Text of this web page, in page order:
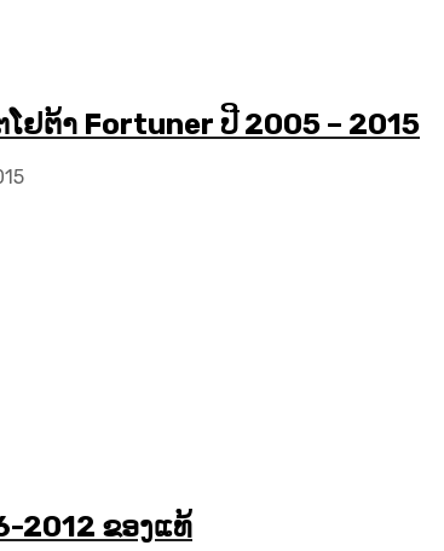
ຢຕ້າ Fortuner ປີ 2005 – 2015
2012 ຂອງແທ້